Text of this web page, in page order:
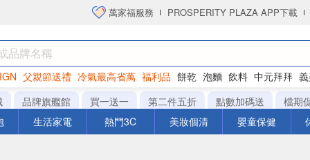
萬家福服務 PROSPERITY PLAZA APP下載
父親節送禮 冷氣最高省萬 福利品 餅乾 泡麵 飲料 中元拜拜
衛生紙
品牌旗艦館 買一送一 第二件五折 點數加碼送
檔期
生活家電 熱門3C 美妝個清 嬰童保健